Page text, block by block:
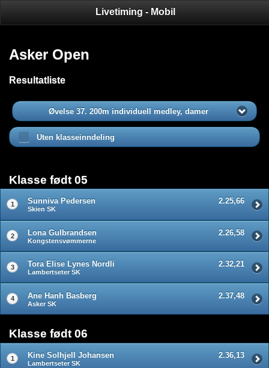
Livetiming - Mobil
Asker Open
Resultatliste
Øvelse 37. 200m individuell medley, damer
Uten klasseinndeling
Klasse født 05
1 Sunniva Pedersen
Skien SK
2.25,66
2 Lona Gulbrandsen
Kongstensvømmerne
2.26,58
3 Tora Elise Lynes Nordli
Lambertseter SK
2.32,21
4 Ane Hanh Basberg
Asker SK
2.37,48
Klasse født 06
1 Kine Solhjell Johansen
Lambertseter SK
2.36,13